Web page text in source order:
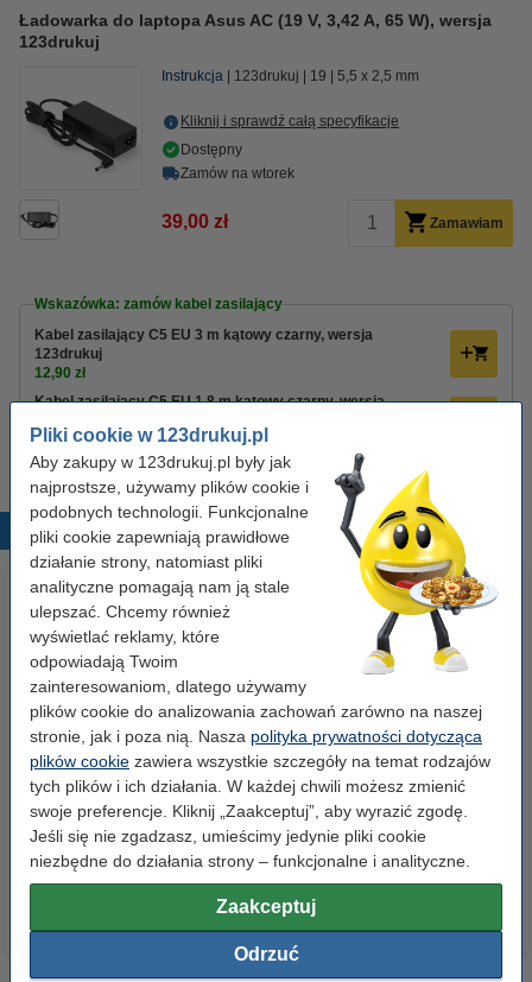
Pliki cookie w 123drukuj.pl
Aby zakupy w 123drukuj.pl były jak
najprostsze, używamy plików cookie i
podobnych technologii. Funkcjonalne
pliki cookie zapewniają prawidłowe
działanie strony, natomiast pliki
analityczne pomagają nam ją stale
ulepszać. Chcemy również
wyświetlać reklamy, które
odpowiadają Twoim
zainteresowaniom, dlatego używamy
plików cookie do analizowania zachowań zarówno na naszej
stronie, jak i poza nią. Nasza polityka prywatności dotycząca
plików cookie zawiera wszystkie szczegóły na temat rodzajów
tych plików i ich działania. W każdej chwili możesz zmienić
swoje preferencje. Kliknij „Zaakceptuj”, aby wyrazić zgodę.
Jeśli się nie zgadzasz, umieścimy jedynie pliki cookie
niezbędne do działania strony – funkcjonalne i analityczne.
Zaakceptuj
Odrzuć
Ładowarka do laptopa Asus AC (19 V, 3,42 A, 65 W), wersja
123drukuj
Instrukcja 123drukuj 19 5,5 x 2,5 mm
Kliknij i sprawdź całą specyfikacje
Dostępny
Zamów na wtorek
39,00 zł Zamawiam
Wskazówka: zamów kabel zasilający
Kabel zasilający C5 EU 3 m kątowy czarny, wersja
123drukuj
12,90 zł
Kabel zasilający C5 EU 1,8 m kątowy czarny, wersja
8,90 zł
Popularne produkty
Etykiety wysyłkowe A6 (105 x
148 mm), 100 etykiet, 123drukuj
14,90 zł z VAT
Zestaw 4x marker do tablic
suchościeralnych (okrągła
końcówka 2,5 mm) 123drukuj
19,90 zł z VAT